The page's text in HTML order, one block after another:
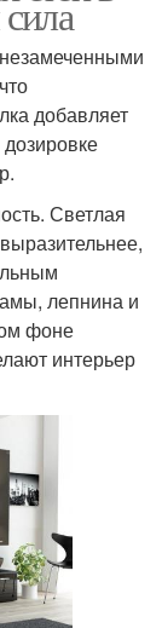
добавляет
Светлая
лепнина и
фоне
интерьер